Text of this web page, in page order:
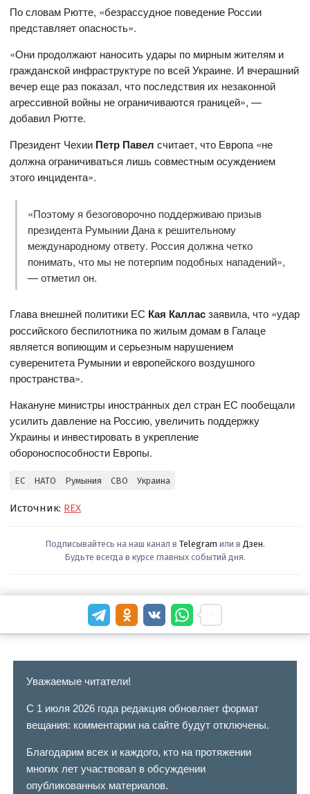
По словам Рютте, «безрассудное поведение России
представляет опасность».
«Они продолжают наносить удары по мирным жителям и
гражданской инфраструктуре по всей Украине. И вчерашний
вечер еще раз показал, что последствия их незаконной
агрессивной войны не ограничиваются границей», —
добавил Рютте.
Президент Чехии Петр Павел считает, что Европа «не
должна ограничиваться лишь совместным осуждением
этого инцидента».
«Поэтому я безоговорочно поддерживаю призыв
президента Румынии Дана к решительному
международному ответу. Россия должна четко
понимать, что мы не потерпим подобных нападений»,
— отметил он.
Глава внешней политики ЕС Кая Калласзаявила, что «удар
российского беспилотника по жилым домам в Галаце
является вопиющим и серьезным нарушением
суверенитета Румынии и европейского воздушного
пространства».
Накануне министры иностранных дел стран ЕС пообещали
усилить давление на Россию, увеличить поддержку
Украины и инвестировать в укрепление
обороноспособности Европы.
ЕС НАТО Румыния СВО Украина
Источник: REX
Подписывайтесь на наш канал в Telegram или в Дзен.
Будьте всегда в курсе главных событий дня.
Уважаемые читатели!
С 1 июля 2026 года редакция обновляет формат
вещания: комментарии на сайте будут отключены.
Благодарим всех и каждого, кто на протяжении
многих лет участвовал в обсуждении
опубликованных материалов.